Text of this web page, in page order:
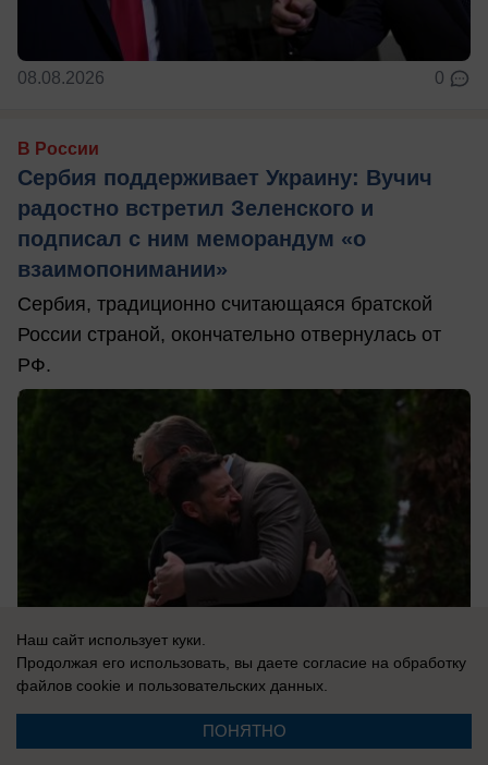
08.08.2026 0
В России
Сербия поддерживает Украину: Вучич
радостно встретил Зеленского и
подписал с ним меморандум «о
взаимопонимании»
Сербия, традиционно считающаяся братской
России страной, окончательно отвернулась от
РФ.
08.08.2026 0
Наш сайт использует куки.
Продолжая его использовать, вы даете согласие на обработку
файлов cookie и пользовательских данных.
ПОНЯТНО